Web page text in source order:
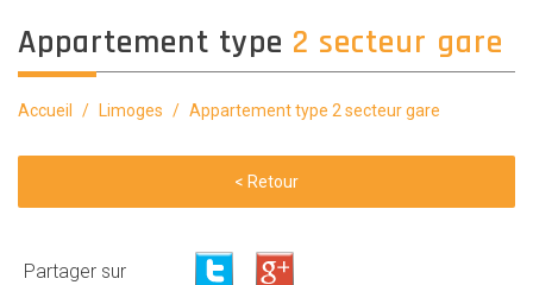
appartement type 2 secteur gare
Accueil Limoges Appartement type 2 secteur gare
< Retour
Partager sur